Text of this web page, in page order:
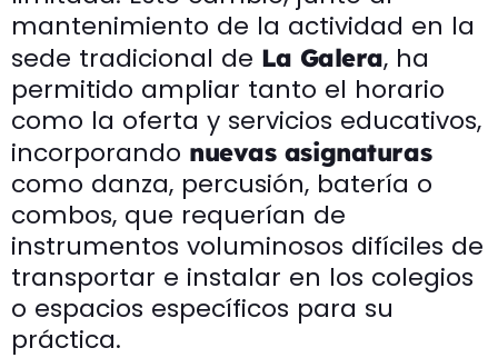
mantenimiento de la actividad en la
sede tradicional de La Galera, ha
permitido ampliar tanto el horario
como la oferta y servicios educativos,
incorporando nuevas asignaturas
como danza, percusión, batería o
combos, que requerían de
instrumentos voluminosos difíciles de
transportar e instalar en los colegios
o espacios específicos para su
práctica.